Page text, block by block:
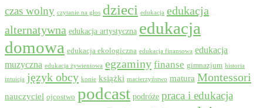
czas wolny czytanie na głos dzieci edukacja edukacja
alternatywna edukacja artystyczna edukacja
domowa edukacja ekologiczna edukacja finansowa edukacja
muzyczna edukacja żywieniowa egzaminy finanse gimnazjum historia
intuicja język obcy konie książki macierzyństwo matura Montessori
nauczyciel ojcostwo podcast podróże praca i edukacja